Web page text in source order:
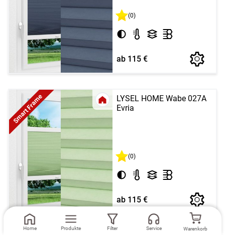
(0)
ab 115 €
LYSEL HOME Wabe 027A
Evria
Smart Frame
(0)
ab 115 €
Home Produkte Filter Service Warenkorb